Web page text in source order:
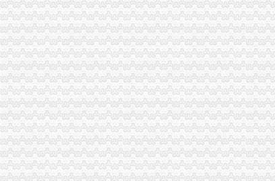
南岸局一元注册公司聚焦行评热点建立五大机制优化政风行风建设见成效
大足局0元注册公司流程农业产业化呈现良好发展势头
九龙坡局免费注册公司立足职能采取措施拉动辖区内需消费
巴南局突出“五抓”一元注册公司流程推进商标战略实施
潼南局结合“五五普法”一元注册公司工作全面推进队伍法化建设
涪陵局“五到位”0元注册公司流程举措加合同格式条款监督实现“四个100%”
永川局创新索“两项制度一票通”重庆免费注册公司监管模式初见成效
荣昌局一元注册公司采取四项措施确保2009年国库集中支付顺利进行
忠县县长刘贵忠对忠县局报送的1元注册公司信息作出重要批示
企业处达贯彻落实市重庆免费注册公司委三届四次全委会精
工商动态
沙坪坝局以四型模范为指针造“四型”0元注册公司领导班子
重庆工商系统充分发扬团结互助精大力开展对四川灾区的1元注册公司援助工作
南岸局重庆0元注册公司四公里工商所推行办案新模式率先实现基层执法能力指